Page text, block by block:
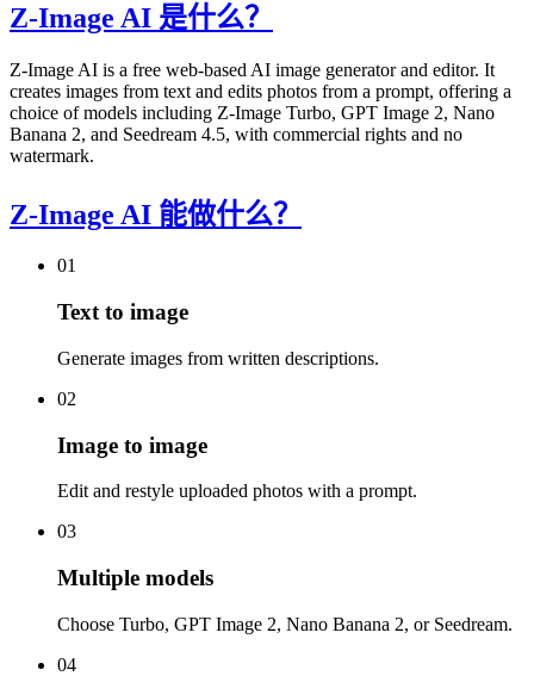
Z-Image AI 是什么？
Z-Image AI is a free web-based AI image generator and editor. It
creates images from text and edits photos from a prompt, offering a
choice of models including Z-Image Turbo, GPT Image 2, Nano
Banana 2, and Seedream 4.5, with commercial rights and no
watermark.
Z-Image AI 能做什么？
01
Text to image
Generate images from written descriptions.
02
Image to image
Edit and restyle uploaded photos with a prompt.
03
Multiple models
Choose Turbo, GPT Image 2, Nano Banana 2, or Seedream.
04